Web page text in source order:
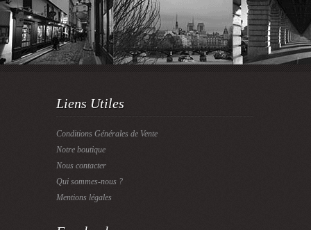
Liens Utiles
Conditions Générales de Vente
Notre boutique
Nous contacter
Qui sommes-nous ?
Mentions légales